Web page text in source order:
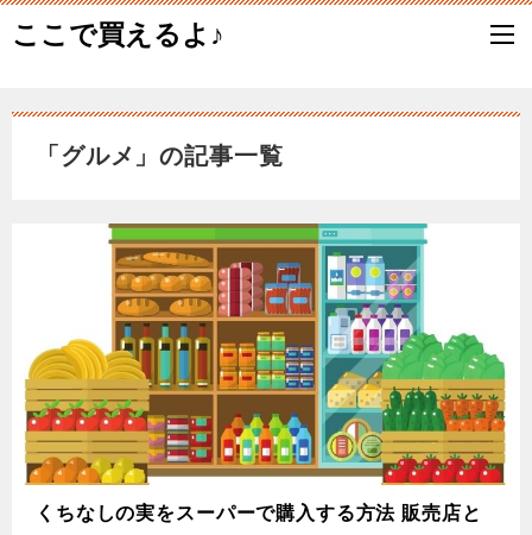
ここで買えるよ♪
「グルメ」の記事一覧
くちなしの実をスーパーで購入する方法 販売店と